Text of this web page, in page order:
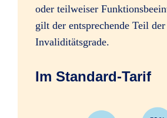
Sofortleistung bei
Verletzungen, z.B.
oder teilweiser
gilt der entsprechende Teil
Invaliditätsgrade.
Im Standard-Tarif